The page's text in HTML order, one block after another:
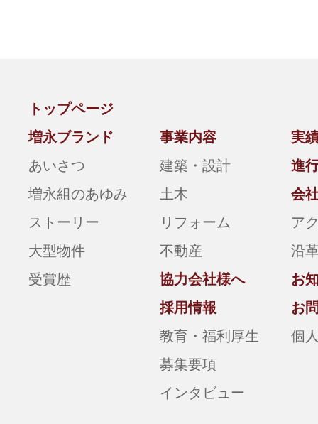
トップページ
増永ブランド
あいさつ
増永組のあゆみ
ストーリー
大型物件
受賞歴
事業内容
建築・設計
土木
リフォーム
不動産
実
進
会
ア
沿
協力会社様へ
採用情報
教育・福利厚生
募集要項
インタビュー
お
お
個